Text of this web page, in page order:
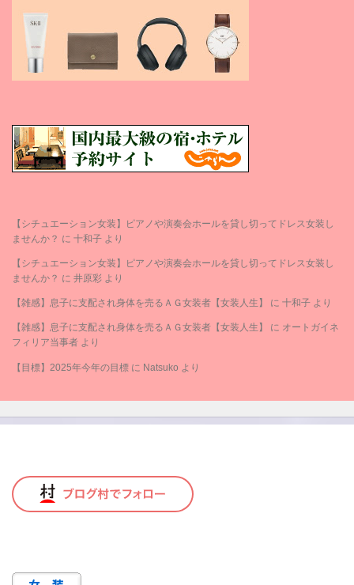
【シチュエーション女装】ピアノや演奏会ホールを貸し切ってドレス女装し
ませんか？ に 十和子 より
【シチュエーション女装】ピアノや演奏会ホールを貸し切ってドレス女装し
ませんか？ に 井原彩 より
【雑感】息子に支配され身体を売るＡＧ女装者【女装人生】 に 十和子 より
【雑感】息子に支配され身体を売るＡＧ女装者【女装人生】 に オートガイネ
フィリア当事者 より
【目標】2025年今年の目標 に Natsuko より